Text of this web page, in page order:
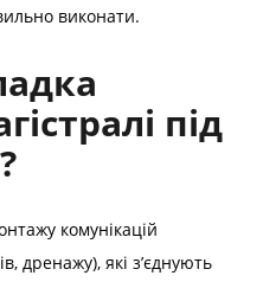
виконати.
під
комунікацій
дренажу), які з’єднують